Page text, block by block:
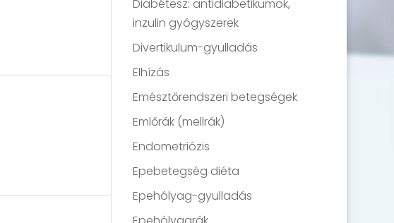
Diabétesz: antidiabetikumok,
inzulin gyógyszerek
Divertikulum-gyulladás
Elhízás
Emésztőrendszeri betegségek
Emlőrák (mellrák)
Endometriózis
Epebetegség diéta
Epehólyag-gyulladás